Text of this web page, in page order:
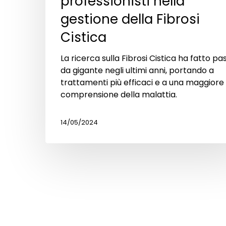
gestione della Fibrosi
Cistica
La ricerca sulla Fibrosi Cistica ha fatto
da gigante negli ultimi anni, portando a
trattamenti più efficaci e a una maggiore
comprensione della malattia.
14/05/2024